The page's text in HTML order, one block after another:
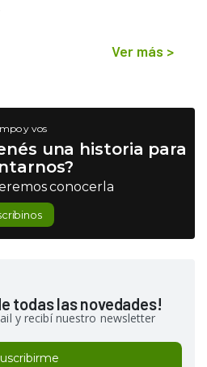
Ver más >
y vos
una historia para
conocerla
todas las novedades!
y recibí nuestro newsletter